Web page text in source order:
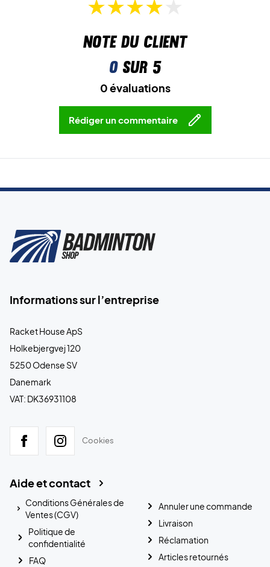
Note du client
0sur 5
0 évaluations
Rédiger un commentaire
Informations sur l’entreprise
Racket House ApS
Holkebjergvej 120
5250 Odense SV
Danemark
VAT: DK36931108
Cookies
Aide et contact
Conditions Générales de
Ventes (CGV)
Politique de
confidentialité
FAQ
Annuler une commande
Livraison
Réclamation
Articles retournés